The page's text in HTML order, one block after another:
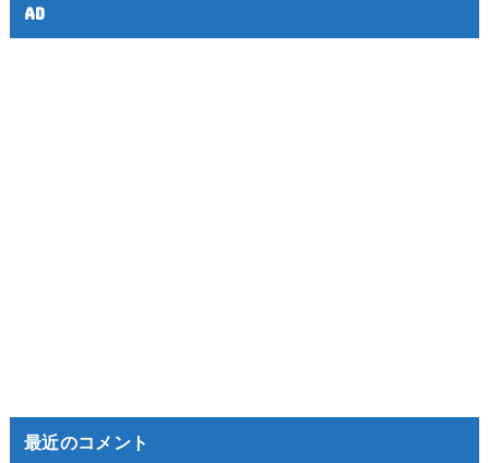
AD
最近のコメント